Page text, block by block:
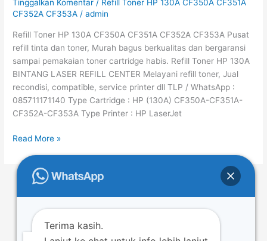
Tinggalkan Komentar / Refill Toner HP 130A CF350A CF351A
CF352A CF353A /admin
Refill Toner HP 130A CF350A CF351A CF352A CF353A Pusat
refill tinta dan toner, Murah bagus berkualitas dan bergaransi
sampai pemakaian toner cartridge habis. Refill Toner HP 130A
BINTANG LASER REFILL CENTER Melayani refill toner, Jual
recondisi, compatible, service printer dll TLP / WhatsApp :
085711171140 Type Cartridge : HP (130A) CF350A-CF351A-
CF352A-CF353A Type Printer : HP LaserJet
CF350A
CF352A
CF353A
Read More »
52
Terima kasih.